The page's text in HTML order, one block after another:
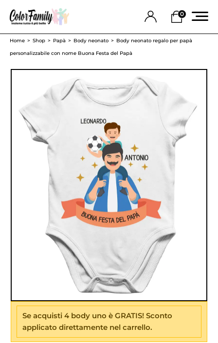
0
Home Shop Papà Body neonato
Body neonato regalo per papà
personalizzabile con nome Buona Festa del Papà
Se acquisti 4 body uno è GRATIS! Sconto
applicato direttamente nel carrello.